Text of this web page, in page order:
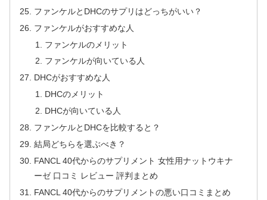
ファンケルとDHCのサプリはどっちがいい？
ファンケルがおすすめな人
ファンケルのメリット
ファンケルが向いている人
DHCがおすすめな人
DHCのメリット
DHCが向いている人
ファンケルとDHCを比較すると？
結局どちらを選ぶべき？
FANCL 40代からのサプリメント 女性用ナットウキナ
ーゼ 口コミ レビュー 評判まとめ
FANCL 40代からのサプリメントの悪い口コミまとめ